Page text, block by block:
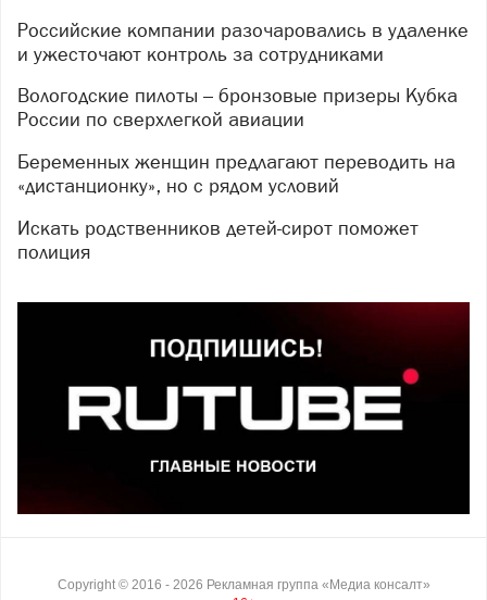
Российские компании разочаровались в удаленке
и ужесточают контроль за сотрудниками
Вологодские пилоты – бронзовые призеры Кубка
России по сверхлегкой авиации
Беременных женщин предлагают переводить на
«дистанционку», но с рядом условий
Искать родственников детей-сирот поможет
полиция
Copyright © 2016 - 2026 Рекламная группа «Медиа консалт»